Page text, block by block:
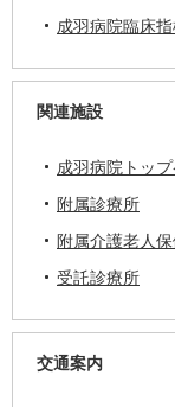
成羽病院臨床
関連施設
成羽病院トッ
附属診療所
附属介護老人
受託診療所
交通案内